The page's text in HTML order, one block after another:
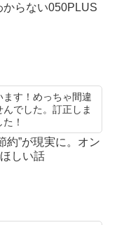
らない050PLUS
す！めっちゃ間違
でした。訂正しま
！
約”が現実に。オン
しい話